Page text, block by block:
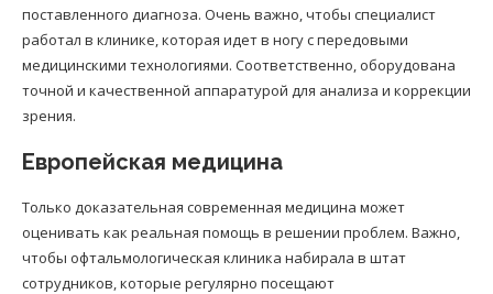
поставленного диагноза. Очень важно, чтобы специалист
работал в клинике, которая идет в ногу с передовыми
медицинскими технологиями. Соответственно, оборудована
точной и качественной аппаратурой для анализа и коррекции
зрения.
Европейская медицина
Только доказательная современная медицина может
оценивать как реальная помощь в решении проблем. Важно,
чтобы офтальмологическая клиника набирала в штат
сотрудников, которые регулярно посещают